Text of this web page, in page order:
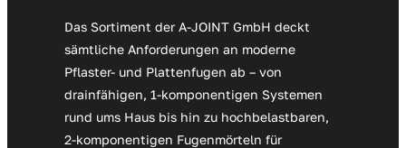
Das Sortiment der A-JOINT GmbH deckt
sämtliche Anforderungen an moderne
Pflaster- und Plattenfugen ab – von
drainfähigen, 1-komponentigen Systemen
rund ums Haus bis hin zu hochbelastbaren,
2-komponentigen Fugenmörteln für